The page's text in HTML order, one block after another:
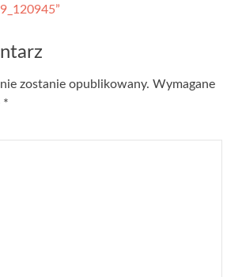
wpisu
zostanie opublikowany. Wymagane
*